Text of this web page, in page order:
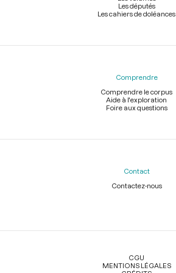
Les députés
Les cahiers de doléances
Comprendre
Comprendre le corpus
Aide à l'exploration
Foire aux questions
Contact
Contactez-nous
Légal
CGU
MENTIONS LÉGALES